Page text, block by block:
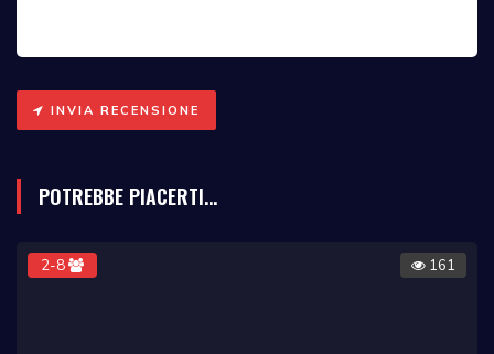
INVIA RECENSIONE
POTREBBE PIACERTI...
2-8 161